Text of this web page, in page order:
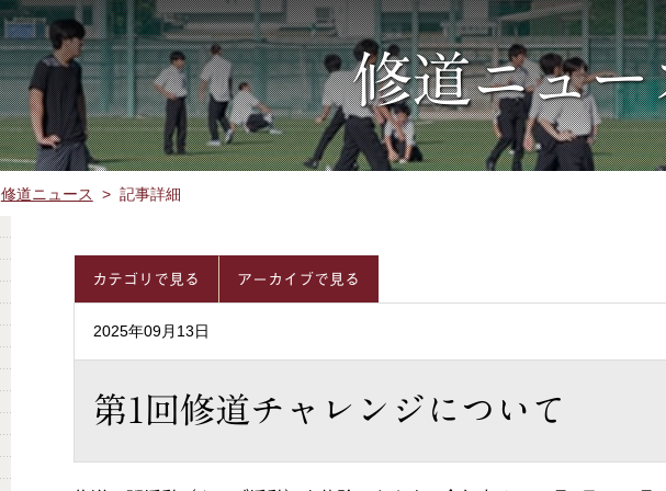
修道ニュー
修道ニュース > 記事詳細
カテゴリで見る アーカイブで見る
2025年09月13日
第1回修道チャレンジについて